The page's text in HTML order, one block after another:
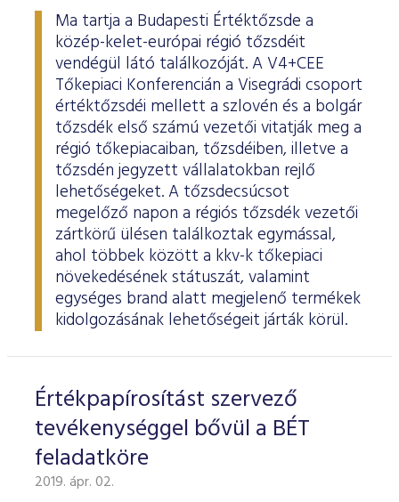
Ma tartja a Budapesti Értéktőzsde a
közép-kelet-európai régió tőzsdéit
vendégül látó találkozóját. A V4+CEE
Tőkepiaci Konferencián a Visegrádi csoport
értéktőzsdéi mellett a szlovén és a bolgár
tőzsdék első számú vezetői vitatják meg a
régió tőkepiacaiban, tőzsdéiben, illetve a
tőzsdén jegyzett vállalatokban rejlő
lehetőségeket. A tőzsdecsúcsot
megelőző napon a régiós tőzsdék vezetői
zártkörű ülésen találkoztak egymással,
ahol többek között a kkv-k tőkepiaci
növekedésének státuszát, valamint
egységes brand alatt megjelenő termékek
kidolgozásának lehetőségeit járták körül.
Értékpapírosítást szervező
tevékenységgel bővül a BÉT
feladatköre
2019. ápr. 02.